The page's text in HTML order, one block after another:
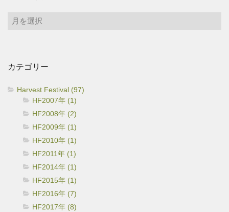
ア
ブ
カテゴリー
Harvest Festival (97)
HF2007年 (1)
HF2008年 (2)
HF2009年 (1)
HF2010年 (1)
HF2011年 (1)
HF2014年 (1)
HF2015年 (1)
HF2016年 (7)
HF2017年 (8)